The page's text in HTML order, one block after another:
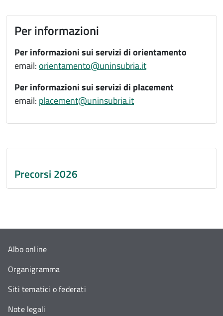
Per informazioni
Per informazioni sui servizi di orientamento
email: orientamento@uninsubria.it
Per informazioni sui servizi di placement
email: placement@uninsubria.it
Precorsi 2026
Albo online
Organigramma
Siti tematici o federati
Note legali